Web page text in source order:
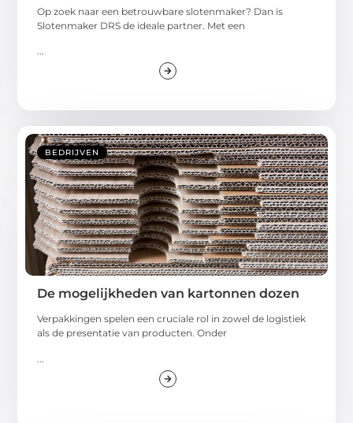
Op zoek naar een betrouwbare slotenmaker? Dan is
Slotenmaker DRS de ideale partner. Met een
...
BEDRIJVEN
De mogelijkheden van kartonnen dozen
Verpakkingen spelen een cruciale rol in zowel de logistiek
als de presentatie van producten. Onder